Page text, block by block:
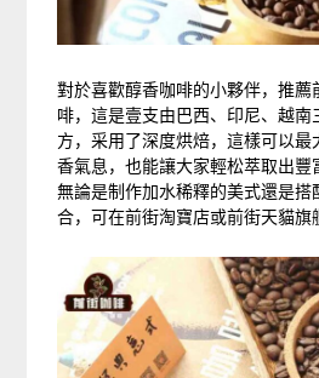
對於喜歡醇香咖啡的小夥伴，推薦
啡，這是壹支由巴西、印尼、越南
方，采用了深度烘焙，這樣可以最
香氣息，也能讓大家輕松萃取出豐
無論是制作加水稀釋的美式還是搭
合，可在前街淘寶店或前街天貓旗